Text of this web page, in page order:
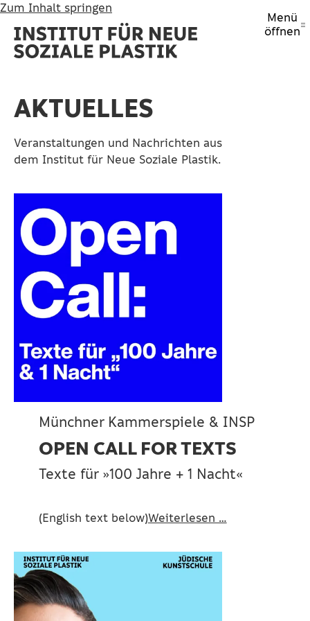
Zum Inhalt springen
Menü
öffnen
AKTUELLES
Veranstaltungen und Nachrichten aus
dem Institut für Neue Soziale Plastik.
Münchner Kammerspiele & INSP
OPEN CALL FOR TEXTS
Texte für »100 Jahre + 1 Nacht«
(English text below)Weiterlesen …